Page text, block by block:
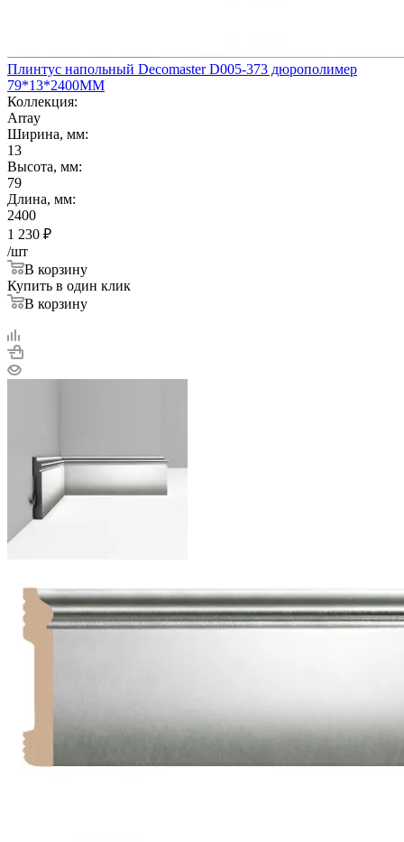
Плинтус напольный Decomaster D005-373 дюрополимер
79*13*2400ММ
Коллекция:
Array
Ширина, мм:
13
Высота, мм:
79
Длина, мм:
2400
1 230 ₽
/шт
В корзину
Купить в один клик
В корзину